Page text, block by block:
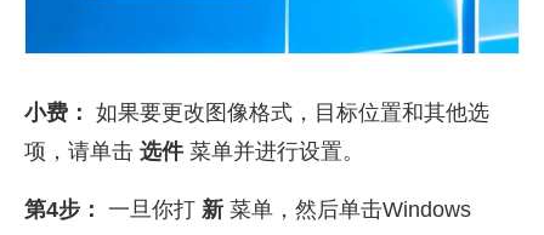
小费： 如果要更改图像格式，目标位置和其他选
项，请单击 选件菜单并进行设置。
第4步： 一旦你打 新 菜单，然后单击Windows